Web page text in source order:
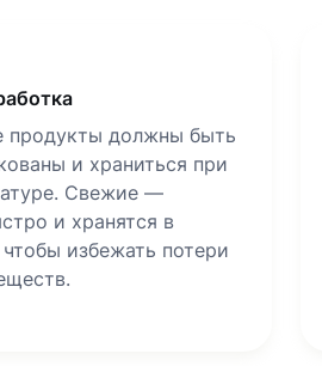
продукты должны быть
и храниться при
Свежие —
и хранятся в
избежать потери